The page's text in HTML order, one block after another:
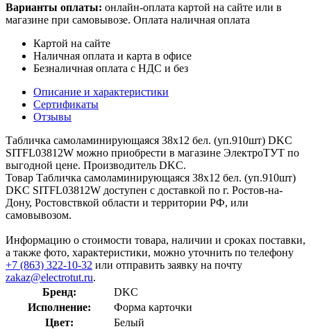
Варианты оплаты: онлайн-оплата картой на сайте или в
магазине при самовывозе. Оплата наличная оплата
Картой на сайте
Наличная оплата и карта в офисе
Безналичная оплата с НДС и без
Описание и характеристики
Сертификаты
Отзывы
Табличка самоламинирующаяся 38х12 бел. (уп.910шт) DKC
SITFL03812W можно приобрести в магазине ЭлектроТУТ по
выгодной цене. Производитель DKC.
Товар Табличка самоламинирующаяся 38х12 бел. (уп.910шт)
DKC SITFL03812W доступен с доставкой по г. Ростов-на-
Дону, Ростовствкой области и территории РФ, или
самовывозом.
Информацию о стоимости товара, наличии и сроках поставки,
а также фото, характеристики, можно уточнить по телефону
+7 (863) 322-10-32 или отправить заявку на почту
zakaz@electrotut.ru.
Бренд:
DKC
Исполнение:
Форма карточки
Цвет:
Белый